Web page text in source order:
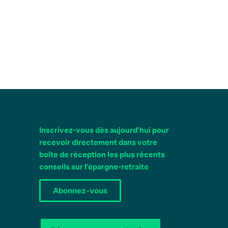
Inscrivez-vous dès aujourd’hui pour
recevoir directement dans votre
boîte de réception les plus récents
conseils sur l’épargne-retraite
Abonnez-vous